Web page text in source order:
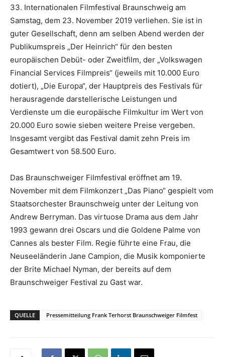
33. Internationalen Filmfestival Braunschweig am
Samstag, dem 23. November 2019 verliehen. Sie ist in
guter Gesellschaft, denn am selben Abend werden der
Publikumspreis „Der Heinrich“ für den besten
europäischen Debüt- oder Zweitfilm, der „Volkswagen
Financial Services Filmpreis“ (jeweils mit 10.000 Euro
dotiert), „Die Europa“, der Hauptpreis des Festivals für
herausragende darstellerische Leistungen und
Verdienste um die europäische Filmkultur im Wert von
20.000 Euro sowie sieben weitere Preise vergeben.
Insgesamt vergibt das Festival damit zehn Preis im
Gesamtwert von 58.500 Euro.
Das Braunschweiger Filmfestival eröffnet am 19.
November mit dem Filmkonzert „Das Piano“ gespielt vom
Staatsorchester Braunschweig unter der Leitung von
Andrew Berryman. Das virtuose Drama aus dem Jahr
1993 gewann drei Oscars und die Goldene Palme von
Cannes als bester Film. Regie führte eine Frau, die
Neuseeländerin Jane Campion, die Musik komponierte
der Brite Michael Nyman, der bereits auf dem
Braunschweiger Festival zu Gast war.
QUELLE Pressemitteilung Frank Terhorst Braunschweiger Filmfest